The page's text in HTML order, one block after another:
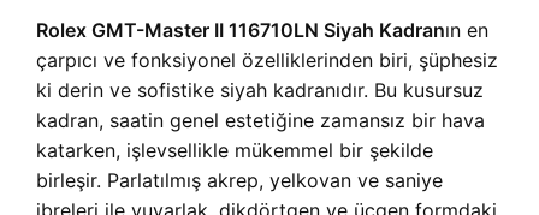
Rolex GMT-Master II 116710LN Siyah Kadranın en
çarpıcı ve fonksiyonel özelliklerinden biri, şüphesiz
ki derin ve sofistike siyah kadranıdır. Bu kusursuz
kadran, saatin genel estetiğine zamansız bir hava
katarken, işlevsellikle mükemmel bir şekilde
birleşir. Parlatılmış akrep, yelkovan ve saniye
ibreleri ile yuvarlak, dikdörtgen ve üçgen formdaki